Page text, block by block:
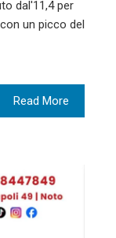
dal'11,4 per
un picco del
Read More